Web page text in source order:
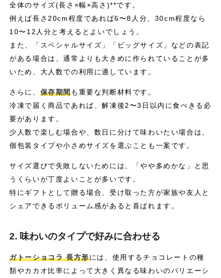
全体のサイズ(長さ×幅×高さ)**です。
例えば長さ20cm程度であれば6〜8人分、30cm程度なら
10〜12人分と考えるとよいでしょう。
また、「スペシャルサイズ」「ビッグサイズ」などの表記
がある場合は、通常よりも大きめに作られていることが多
いため、大人数での利用に適しています。
さらに、 保存期間も重要な判断材料です。
冷凍で届く商品であれば、解凍後2〜3日以内に食べきる必
要があります。
少人数で楽しむ場合や、数日に分けて味わいたい場合は、
個包装タイプや小さめサイズを選ぶことも一案です。
サイズ選びで失敗しないためには、「やや多めかな」と思
うくらいが丁度よいことが多いです。
特にギフトとして贈る場合、受け取った方が家族や友人と
シェアできるボリューム感があると喜ばれます。
2. 味わいのタイプで好みに合わせる
ガトーショコラ 長方形には、使用するチョコレートの種
類やカカオ比率によって大きく異なる味わいのバリエーシ